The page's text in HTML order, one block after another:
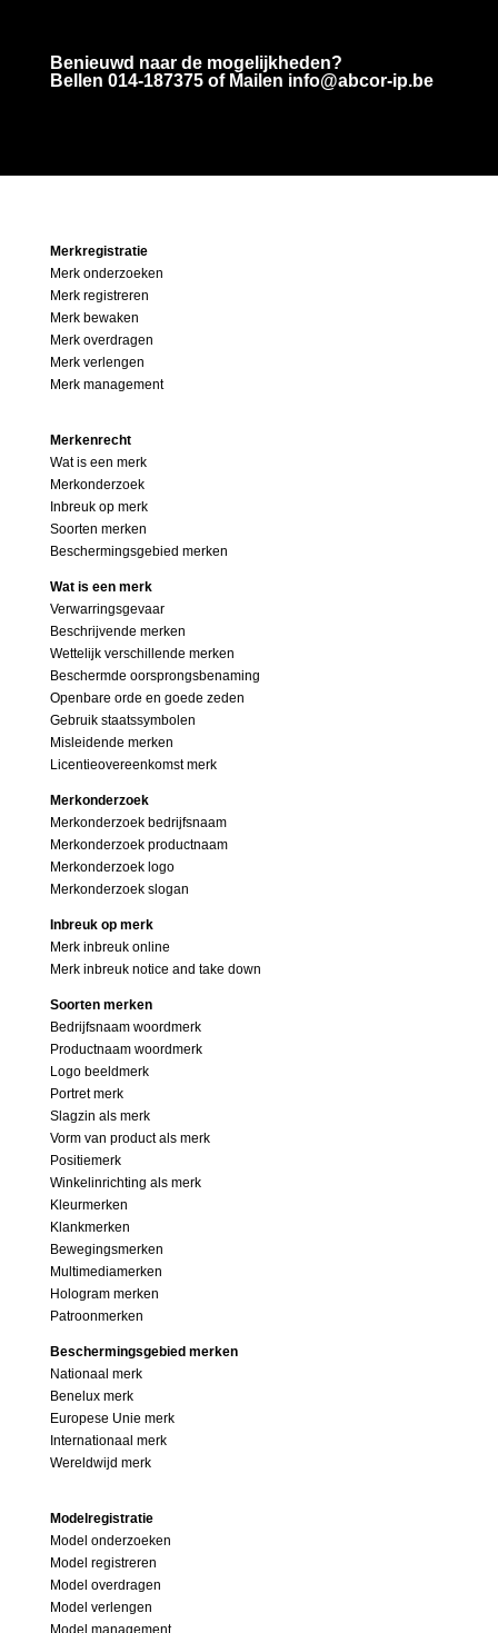
Benieuwd naar de mogelijkheden?
Bellen 014-187375 of Mailen info@abcor-ip.be
Merkregistratie
Merk onderzoeken
Merk registreren
Merk bewaken
Merk overdragen
Merk verlengen
Merk management
Merkenrecht
Wat is een merk
Merkonderzoek
Inbreuk op merk
Soorten merken
Beschermingsgebied merken
Wat is een merk
Verwarringsgevaar
Beschrijvende merken
Wettelijk verschillende merken
Beschermde oorsprongsbenaming
Openbare orde en goede zeden
Gebruik staatssymbolen
Misleidende merken
Licentieovereenkomst merk
Merkonderzoek
Merkonderzoek bedrijfsnaam
Merkonderzoek productnaam
Merkonderzoek logo
Merkonderzoek slogan
Inbreuk op merk
Merk inbreuk online
Merk inbreuk notice and take down
Soorten merken
Bedrijfsnaam woordmerk
Productnaam woordmerk
Logo beeldmerk
Portret merk
Slagzin als merk
Vorm van product als merk
Positiemerk
Winkelinrichting als merk
Kleurmerken
Klankmerken
Bewegingsmerken
Multimediamerken
Hologram merken
Patroonmerken
Beschermingsgebied merken
Nationaal merk
Benelux merk
Europese Unie merk
Internationaal merk
Wereldwijd merk
Modelregistratie
Model onderzoeken
Model registreren
Model overdragen
Model verlengen